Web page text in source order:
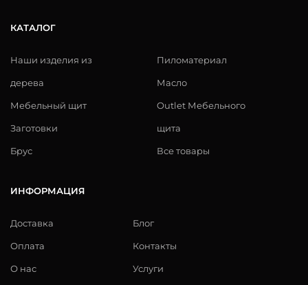
КАТАЛОГ
Наши изделия из
дерева
Мебельный щит
Заготовки
Брус
Пиломатериал
Масло
Outlet Мебельного
щита
Все товары
ИНФОРМАЦИЯ
Доставка
Оплата
О нас
Блог
Контакты
Услуги